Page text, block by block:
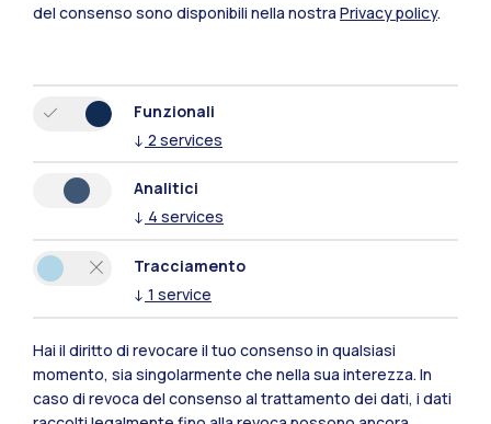
Polimi Community
Tutti i siti dell’ecosistema
del consenso sono disponibili nella nostra Privacy policy.
Funzionali
↓ 2 services
Analitici
↓ 4 services
Tracciamento
↓ 1 service
Hai il diritto di revocare il tuo consenso in qualsiasi
momento, sia singolarmente che nella sua interezza. In
caso di revoca del consenso al trattamento dei dati, i dati